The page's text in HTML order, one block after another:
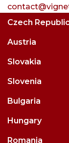
Czech Republic
Austria
Slovakia
Slovenia
Bulgaria
Hungary
Romania